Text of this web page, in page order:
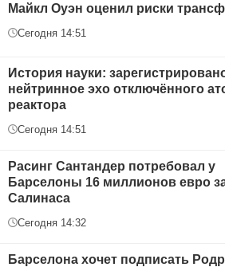
Майкл Оуэн оценил риски
Сегодня 14:51
История науки:
нейтринное эхо отключённого
реактора
Сегодня 14:51
Расинг Сантандер потребовал у
Барселоны 16 миллионов евро
Салинаса
Сегодня 14:32
Барселона хочет подписать